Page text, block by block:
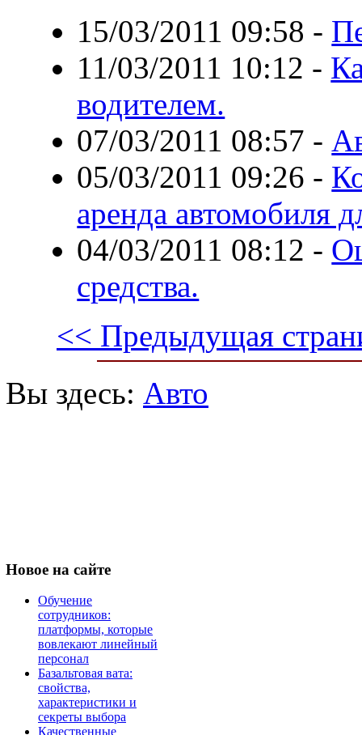
15/03/2011 09:58 -
11/03/2011 10:12 -
водителем.
07/03/2011 08:57 -
05/03/2011 09:26 -
аренда автомобиля
04/03/2011 08:12 -
средства.
<< Предыдущая
Вы здесь: Авто
Новое на сайте
Обучение
сотрудников:
платформы, которые
вовлекают линейный
персонал
Базальтовая вата:
свойства,
характеристики и
секреты выбора
Качественные